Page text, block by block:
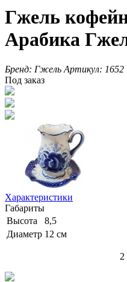
Гжель
Арабика
Бренд: Гжель Артикул: 1652
Под заказ
Характеристики
Габариты
Высота
8,5
Диаметр 12 см
2